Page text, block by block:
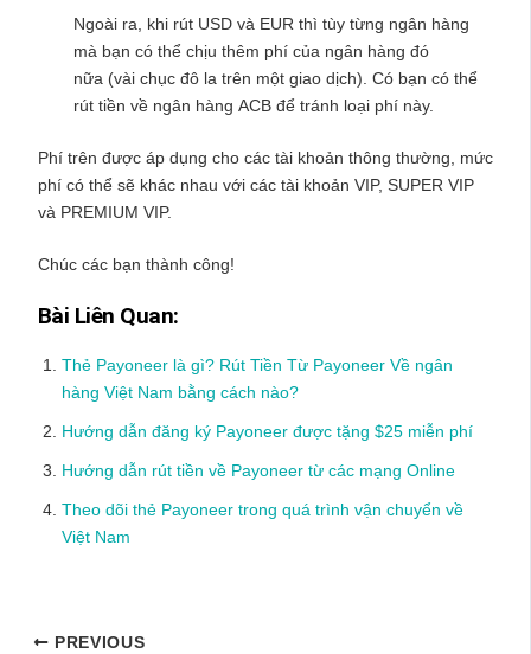
Ngoài ra, khi rút USD và EUR thì tùy từng ngân hàng
mà bạn có thể chịu thêm phí của ngân hàng đó
nữa (vài chục đô la trên một giao dịch). Có bạn có thể
rút tiền về ngân hàng ACB để tránh loại phí này.
Phí trên được áp dụng cho các tài khoản thông thường, mức
phí có thể sẽ khác nhau với các tài khoản VIP, SUPER VIP
và PREMIUM VIP.
Chúc các bạn thành công!
Bài Liên Quan:
Thẻ Payoneer là gì? Rút Tiền Từ Payoneer Về ngân
hàng Việt Nam bằng cách nào?
Hướng dẫn đăng ký Payoneer được tặng $25 miễn phí
Hướng dẫn rút tiền về Payoneer từ các mạng Online
Theo dõi thẻ Payoneer trong quá trình vận chuyển về
Việt Nam
PREVIOUS